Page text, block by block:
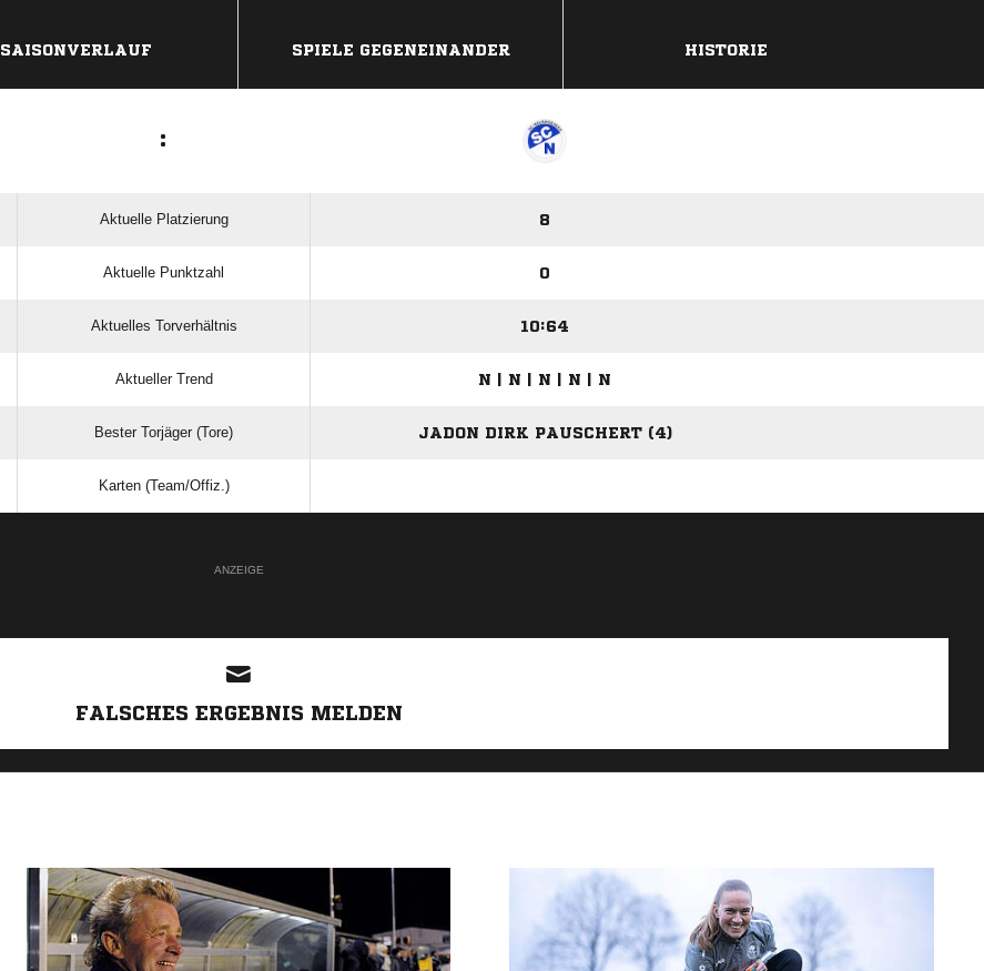
SAISONVERLAUF SPIELE GEGENEINANDER HISTORIE
:
Aktuelle Platzierung 8
Aktuelle Punktzahl 0
Aktuelles Torverhältnis 10:64
Aktueller Trend N | N | N | N | N
Bester Torjäger (Tore) JADON DIRK PAUSCHERT (4)
Karten (Team/Offiz.)
ANZEIGE
FALSCHES ERGEBNIS MELDEN